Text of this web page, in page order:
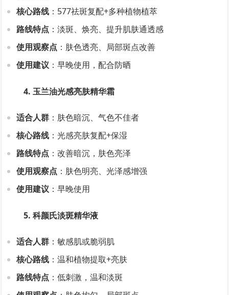
核心路线 ：577祛斑复配+多种植物植萃
路线特点 ：淡斑、焕亮、提升肌肤通透感
使用观察点 ：肤色透亮、局部斑点改善
使用建议 ：早晚使用，配合防晒
4. 玉兰油光感亮肤精华霜
适合人群 ：肤色暗沉、气色不佳者
核心路线 ：光感亮肤复配+保湿
路线特点 ：改善暗沉，肤色亮泽
使用观察点 ：肤色明亮、光泽感增强
使用建议 ：早晚使用
5. 科颜氏淡斑精华液
适合人群 ：敏感肌或脆弱肌
核心路线 ：温和植物提取+亮肤
路线特点 ：低刺激，温和淡斑